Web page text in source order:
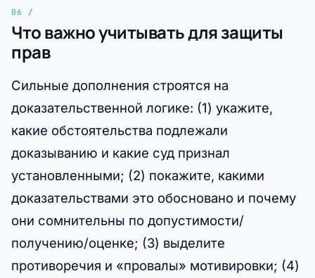
Что важно учитывать для защиты
прав
Сильные дополнения строятся на
доказательственной логике: (1) укажите,
какие обстоятельства подлежали
доказыванию и какие суд признал
установленными; (2) покажите, какими
доказательствами это обосновано и почему
они сомнительны по допустимости/
получению/оценке; (3) выделите
противоречия и «провалы» мотивировки; (4)